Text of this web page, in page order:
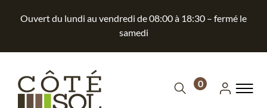
Ouvert du lundi au vendredi de 08:00 à 18:30 – fermé le
samedi
0